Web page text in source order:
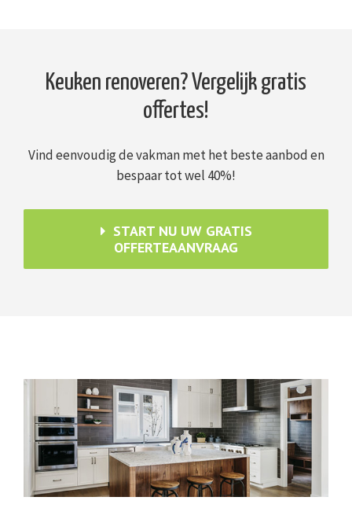
Keuken renoveren? Vergelijk gratis
offertes!
Vind eenvoudig de vakman met het beste aanbod en
bespaar tot wel 40%!
START NU UW GRATIS
OFFERTEAANVRAAG